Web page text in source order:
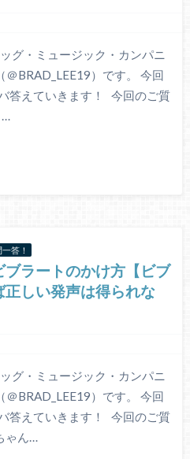
グ・ミュージック・カンパニ
BRAD_LEE19）です。 今回
答えていきます！ 今回のご質
…
答！
ブラートのかけ方【ビブ
しい発声は得られな
グ・ミュージック・カンパニ
BRAD_LEE19）です。 今回
答えていきます！ 今回のご質
ゃん…